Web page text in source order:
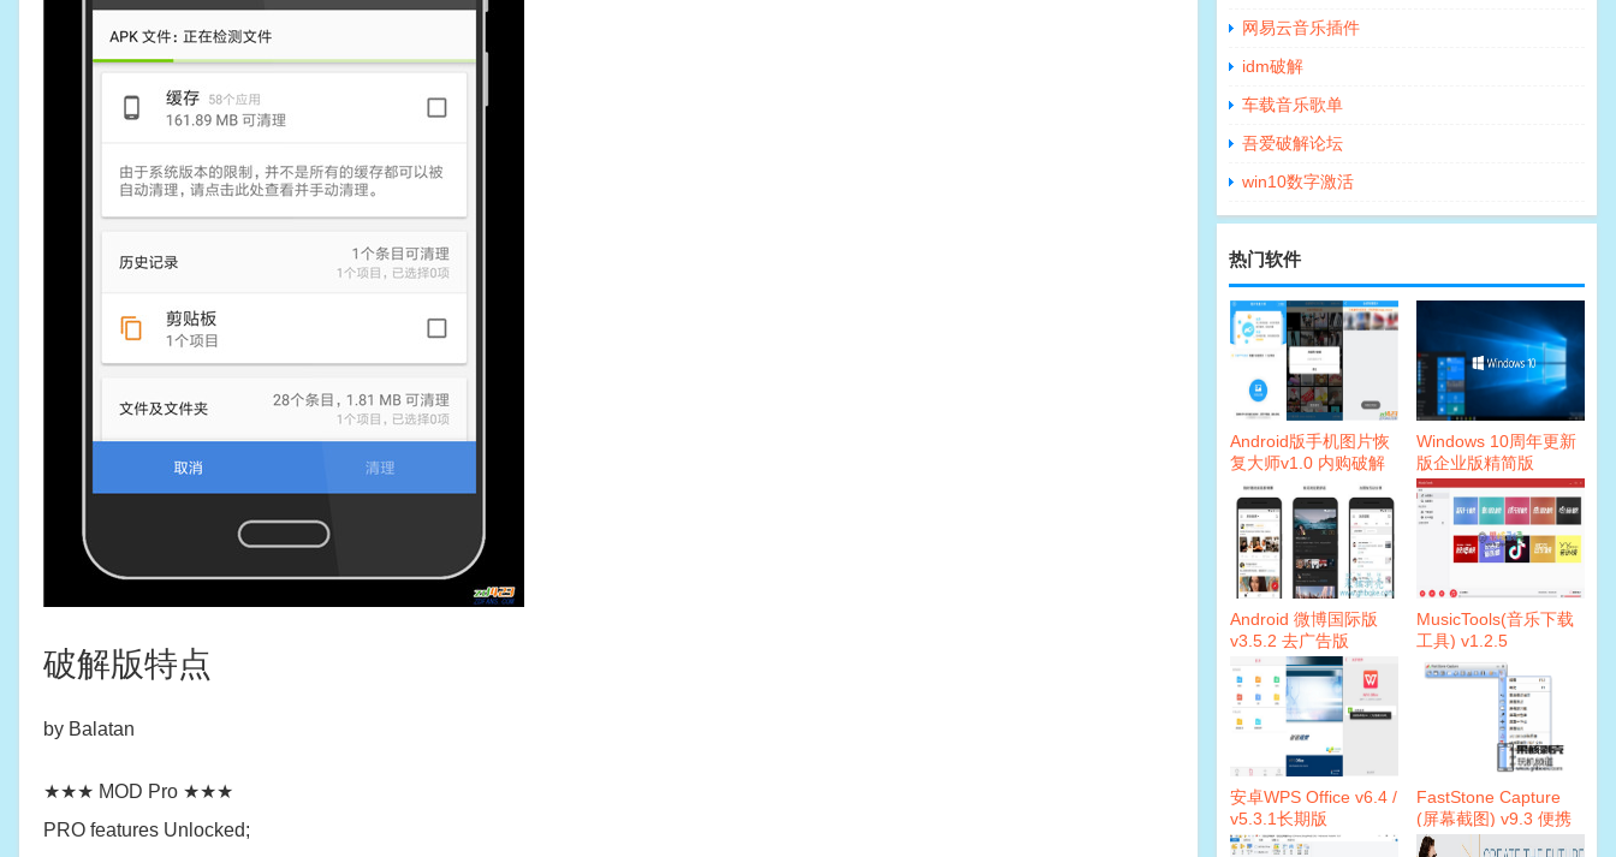
破解版特点
by Balatan
★★★ MOD Pro ★★★
PRO features Unlocked;
网易云音乐插件
idm破解
车载音乐歌单
吾爱破解论坛
win10数字激活
热门软件
Android版手机图片恢
复大师v1.0 内购破解
版
Windows 10周年更新
版企业版精简版
Android 微博国际版
v3.5.2 去广告版
MusicTools(音乐下载
工具) v1.2.5
安卓WPS Office v6.4 /
v5.3.1长期版
FastStone Capture
(屏幕截图) v9.3 便携
汉化版